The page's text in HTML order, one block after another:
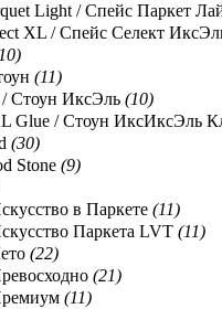
Light / Спейс Паркет
XL / Спейс Селект
)
(11)
/ Стоун ИксЭль (10)
Glue / Стоун ИксИксЭль
(30)
Stone (9)
в Паркете (11)
Паркета LVT (11)
(22)
(21)
(11)